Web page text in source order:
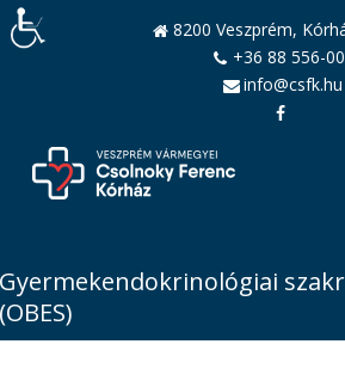
8200 Veszprém,
+36 88 556-
info@csfk.hu